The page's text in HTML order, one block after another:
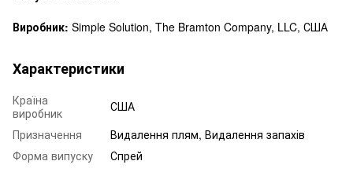
Виробник: Simple Solution, The Bramton Company, LLC, США
Характеристики
Країна
виробник
США
Призначення
Видалення плям, Видалення запахів
Форма випуску
Спрей